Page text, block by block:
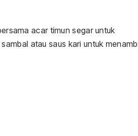
acar timun segar untuk
atau saus kari untuk